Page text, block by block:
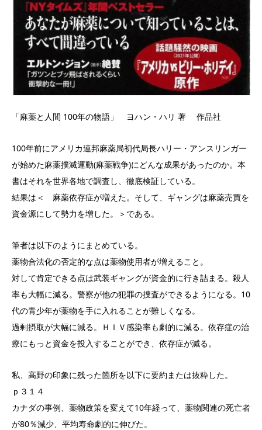
「麻薬と人間 100年の物語」 ヨハン・ハリ 著 作品社
100年前にアメリカ連邦麻薬局初代局長ハリー・アンスリンガー
が始めた麻薬撲滅運動(麻薬戦争)にどんな成果があったのか。本
書はそれを世界各地で調査し、徹底検証している。
結果は＜ 麻薬依存症が増えた。そして、ギャングは麻薬売買を
資金源にして勢力を増した。＞である。
筆者は以下のようにまとめている。
薬物合法化の否定的な点は薬物使用者が増えること。
対して肯定できる点は武装ギャングが資金的に行き詰まる。殺人
率も大幅に減る。警察が他の犯罪の捜査ができるようになる。10
代の青少年が薬物を手に入れることが難しくなる。
過剰摂取が大幅に減る。ＨＩＶ感染率も劇的に減る。依存症の治
療にもっと資金を投入することができ、依存症が減る。
私、高野の印象に残った箇所を以下に要約または抜粋した。
ｐ３１４
カナダの事例、薬物政策を変えて10年経って、薬物関連の死亡者
が80％減少、平均寿命劇的に伸びた。